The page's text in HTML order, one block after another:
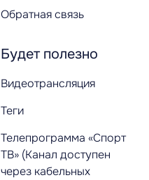
Обратная связь
Будет полезно
Видеотрансляция
Теги
Телепрограмма «Спорт
ТВ» (Канал доступен
через кабельных